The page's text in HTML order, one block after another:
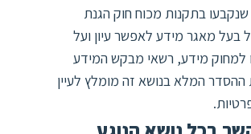
בתקנות מכוח חוק הגנת
בעל מאגר מידע לאפשר עיון ועל
למחוק מידע, רשאי מבקש המידע
המלא בנושא זה מומלץ לעיין